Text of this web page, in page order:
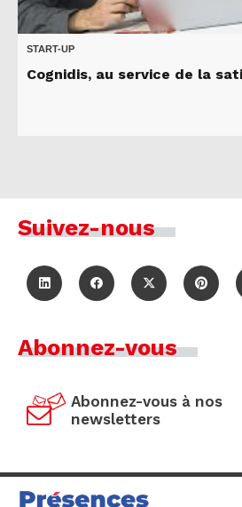
START-UP
Cognidis, au service de la
Suivez-nous
Abonnez-vous
Abonnez-vous à nos
newsletters